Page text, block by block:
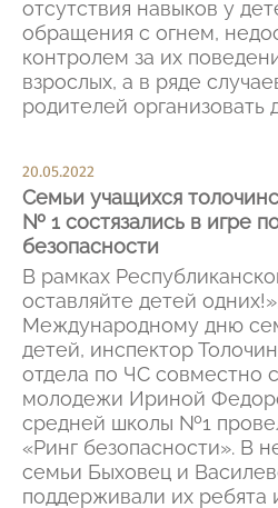
отсутствия навыков у
обращения с огнем,
контролем за их
взрослых, а в ряде
родителей организовать
20.05.2022
Семьи учащихся
№ 1 состязались в игре
безопасности
В рамках
оставляйте детей
Международному дню
детей, инспектор
отдела по ЧС совместно
молодежи Ириной
средней школы №1
«Ринг безопасности». В
семьи Быховец и
поддерживали их ребята